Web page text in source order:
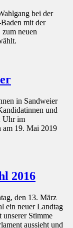
bei der
mit der
neuen
in Sandweier
und
Uhr im
19. Mai 2019
2016
den 13. März
ein neuer Landtag
unserer Stimme
aussieht und